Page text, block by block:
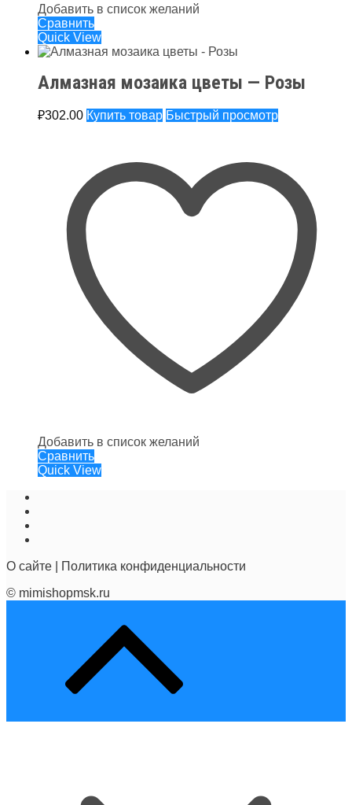
Добавить в список желаний
Сравнить
Quick View
Алмазная мозаика цветы — Розы
₽302.00 Купить товар Быстрый просмотр
Добавить в список желаний
Сравнить
Quick View
О сайте
Политика конфиденциальности
© mimishopmsk.ru